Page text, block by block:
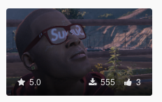
5.0 555 3